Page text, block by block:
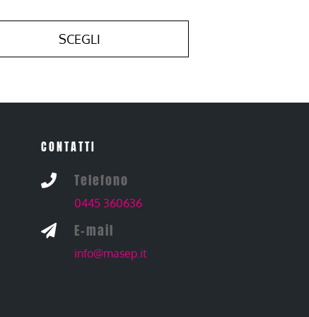
SCEGLI
CONTATTI
 Telefono
0445 360636
 E-mail
info@masep.it